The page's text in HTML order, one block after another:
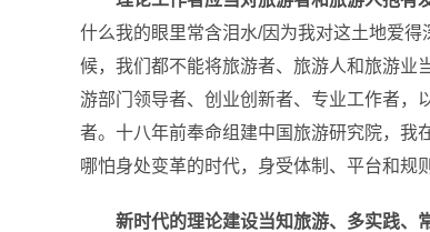
什么我的眼里常含泪水/因为我对这土地爱
候，我们都不能将旅游者、旅游人和旅游业
游部门领导者、创业创新者、专业工作者，
者。 十八年前奉命组建中国旅游研究院，我
哪怕身处变革的时代，身受体制、平台和规
新时代的理论建设当知旅游、多实践、